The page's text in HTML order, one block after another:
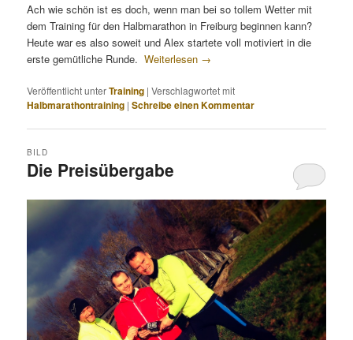
Ach wie schön ist es doch, wenn man bei so tollem Wetter mit
dem Training für den Halbmarathon in Freiburg beginnen kann?
Heute war es also soweit und Alex startete voll motiviert in die
erste gemütliche Runde.Weiterlesen →
Veröffentlicht unterTraining |Verschlagwortet mit
Halbmarathontraining |Schreibe einen Kommentar
Die Preisübergabe
BILD